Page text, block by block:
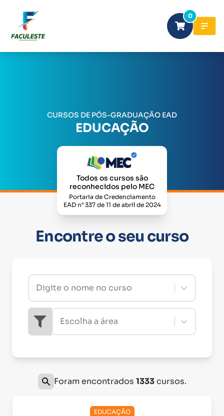
0
CURSOS DE PÓS-GRADUAÇÃO EAD
EDUCAÇÃO
Todos os cursos são
reconhecidos pelo MEC
Portaria de Credenciamento
EAD n° 337 de 11 de abril de 2024
Encontre o seu curso
Digite o nome no curso
Escolha a área
Foram encontrados 1333cursos.
EDUCAÇÃO